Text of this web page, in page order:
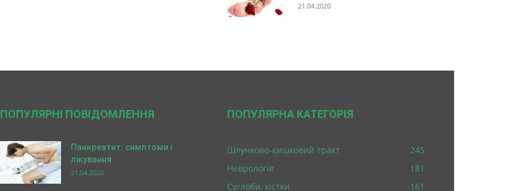
21.04.2020
ПОПУЛЯРНІ ПОВІДОМЛЕННЯ
Панкреатит: симптоми і
лікування
21.04.2020
ПОПУЛЯРНА КАТЕГОРІЯ
Шлунково-кишковий тракт
245
Неврологія
181
Суглоби, кістки
161